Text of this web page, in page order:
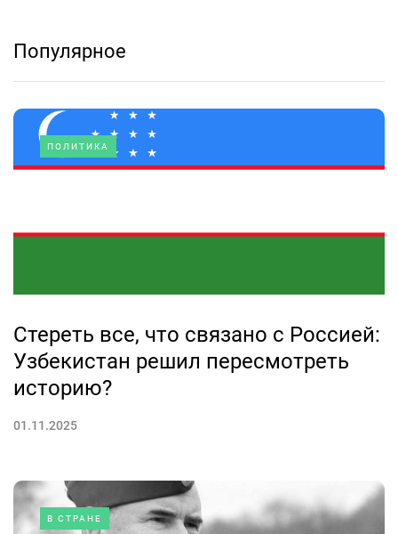
Популярное
ПОЛИТИКА
Стереть все, что связано с Россией:
Узбекистан решил пересмотреть
историю?
01.11.2025
В СТРАНЕ